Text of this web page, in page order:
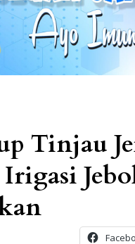
Tinjau